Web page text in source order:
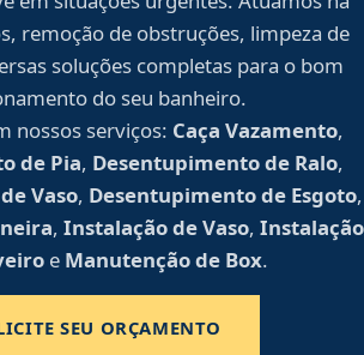
remoção de obstruções, limpeza de
soluções completas para o bom
do seu banheiro.
nossos serviços: Caça Vazamento,
de Pia, Desentupimento de Ralo,
Vaso, Desentupimento de Esgoto,
, Instalação de Vaso, Instalação
e Manutenção de Box.
SEU ORÇAMENTO